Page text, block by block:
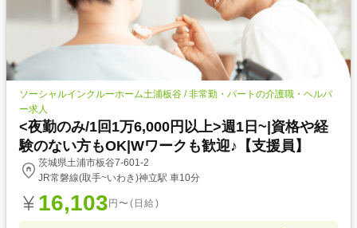
ソーシャルインクルーホーム土浦板谷 / 非常勤・パートの介護職・ヘルパ
ー求人
<夜勤のみ/1回1万6,000円以上>週1日~|資格や経
験のない方もOK|Wワークも歓迎♪【支援員】
茨城県土浦市板谷7-601-2
JR常磐線(取手~いわき)神立駅 車10分
16,103 円〜(日給)